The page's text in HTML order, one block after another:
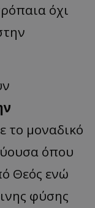
όχι
το μοναδικό
όπου
Θεός ενώ
φύσης